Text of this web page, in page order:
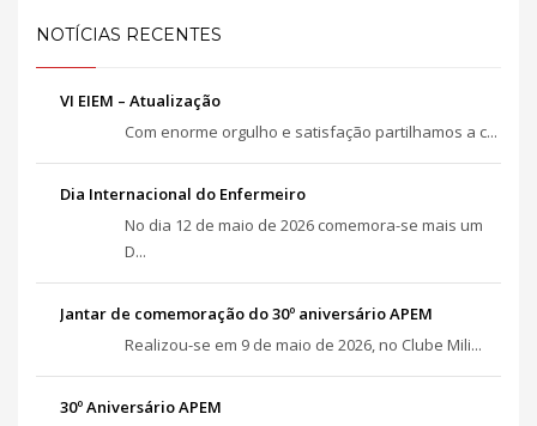
NOTÍCIAS RECENTES
VI EIEM – Atualização
Com enorme orgulho e satisfação partilhamos a c...
Dia Internacional do Enfermeiro
No dia 12 de maio de 2026 comemora-se mais um
D...
Jantar de comemoração do 30º aniversário APEM
Realizou-se em 9 de maio de 2026, no Clube Mili...
30º Aniversário APEM